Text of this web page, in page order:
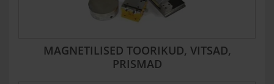
MAGNETILISED TOORIKUD, VITSAD,
PRISMAD